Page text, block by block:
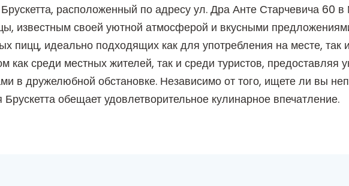
расположенный по адресу ул. Дра Анте Старчевича 60
известным своей уютной атмосферой и вкусными
пицц, идеально подходящих как для употребления на месте, так
как среди местных жителей, так и среди туристов, предоставляя
в дружелюбной обстановке. Независимо от того, ищете ли вы
обещает удовлетворительное кулинарное впечатление.